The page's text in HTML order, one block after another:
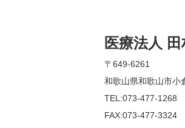
医療法人
〒649-6261
和歌山県和歌山市小
TEL:073-477-1268
FAX:073-477-3324